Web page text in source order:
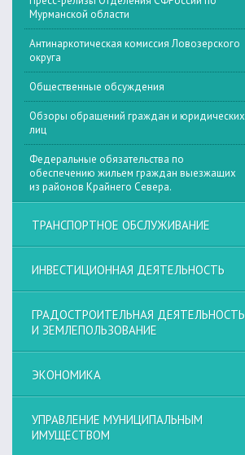
Мурманской области
Антинаркотическая комиссия Ловозерского
округа
Общественные обсуждения
Обзоры обращений граждан и юридических
лиц
Федеральные обязательства по
обеспечению жильем граждан выезжащих
из районов Крайнего Севера.
ТРАНСПОРТНОЕ ОБСЛУЖИВАНИЕ
ИНВЕСТИЦИОННАЯ ДЕЯТЕЛЬНОСТЬ
ГРАДОСТРОИТЕЛЬНАЯ ДЕЯТЕЛЬНОСТЬ
И ЗЕМЛЕПОЛЬЗОВАНИЕ
ЭКОНОМИКА
УПРАВЛЕНИЕ МУНИЦИПАЛЬНЫМ
ИМУЩЕСТВОМ